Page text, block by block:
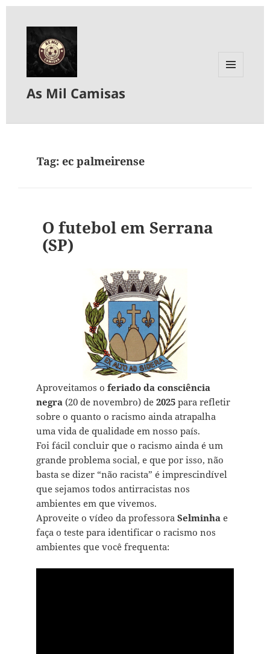
As Mil Camisas
Tag:ec palmeirense
O futebol em Serrana
(SP)
Aproveitamos o feriado da consciência
negra (20 de novembro) de 2025para refletir
sobre o quanto o racismo ainda atrapalha
uma vida de qualidade em nosso país.
Foi fácil concluir que o racismo ainda é um
grande problema social, e que por isso, não
basta se dizer “não racista” é imprescindível
que sejamos todos antirracistas nos
ambientes em que vivemos.
Aproveite o vídeo da professora Selminhae
faça o teste para identificar o racismo nos
ambientes que você frequenta: